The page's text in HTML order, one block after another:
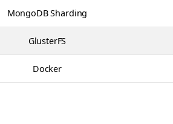
MongoDB Sharding
GlusterFS
Docker